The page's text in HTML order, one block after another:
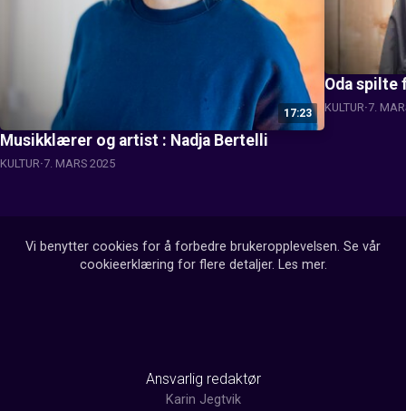
17:23
Musikklærer og artist : Nadja Bertelli
KULTUR 7. MARS 2025
Oda spilte
KULTUR 7.
Vi benytter cookies for å forbedre brukeropplevelsen. Se vår
cookieerklæring for flere detaljer. Les mer.
Ansvarlig redaktør
Karin Jegtvik